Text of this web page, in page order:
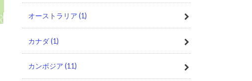
オーストラリア (1)
カナダ(1)
カンボジア (11)